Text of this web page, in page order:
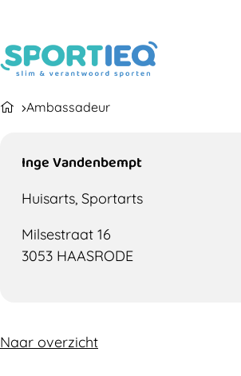
Ambassadeur
Inge Vandenbempt
Huisarts, Sportarts
Milsestraat 16
3053 HAASRODE
Naar overzicht